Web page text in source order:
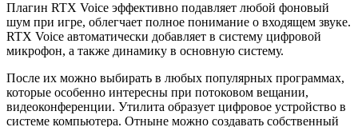
Плагин RTX Voice эффективно подавляет любой фоновый
шум при игре, облегчает полное понимание о входящем звуке.
RTX Voice автоматически добавляет в систему цифровой
микрофон, а также динамику в основную систему.
После их можно выбирать в любых популярных программах,
которые особенно интересны при потоковом вещании,
видеоконференции. Утилита образует цифровое устройство в
системе компьютера. Отныне можно создавать собственный